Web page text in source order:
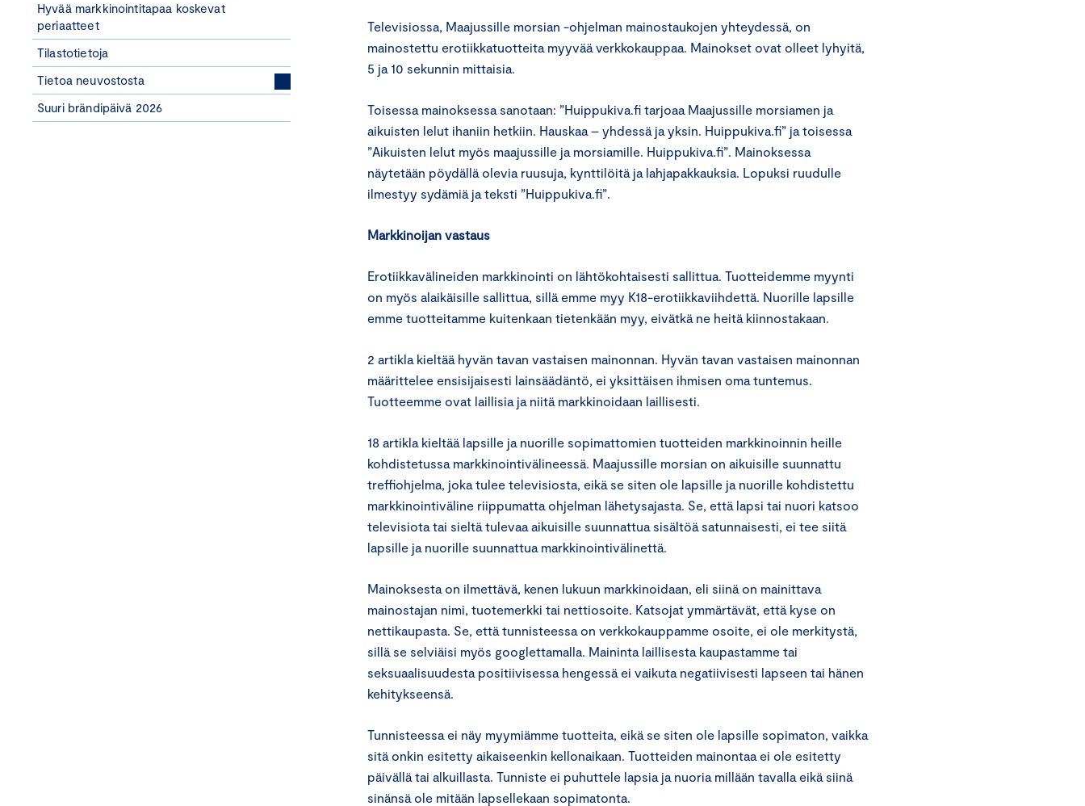
Hyvää markkinointitapaa koskevat
periaatteet
Tilastotietoja
Tietoa neuvostosta
Suuri brändipäivä 2026
Televisiossa, Maajussille morsian -ohjelman mainostaukojen yhteydessä, on
mainostettu erotiikkatuotteita myyvää verkkokauppaa. Mainokset ovat olleet lyhyitä,
5 ja 10 sekunnin mittaisia.
Toisessa mainoksessa sanotaan: ”Huippukiva.fi tarjoaa Maajussille morsiamen ja
aikuisten lelut ihaniin hetkiin. Hauskaa – yhdessä ja yksin. Huippukiva.fi” ja toisessa
”Aikuisten lelut myös maajussille ja morsiamille. Huippukiva.fi”. Mainoksessa
näytetään pöydällä olevia ruusuja, kynttilöitä ja lahjapakkauksia. Lopuksi ruudulle
ilmestyy sydämiä ja teksti ”Huippukiva.fi”.
Markkinoijan vastaus
Erotiikkavälineiden markkinointi on lähtökohtaisesti sallittua. Tuotteidemme myynti
on myös alaikäisille sallittua, sillä emme myy K18-erotiikkaviihdettä. Nuorille lapsille
emme tuotteitamme kuitenkaan tietenkään myy, eivätkä ne heitä kiinnostakaan.
2 artikla kieltää hyvän tavan vastaisen mainonnan. Hyvän tavan vastaisen mainonnan
määrittelee ensisijaisesti lainsäädäntö, ei yksittäisen ihmisen oma tuntemus.
Tuotteemme ovat laillisia ja niitä markkinoidaan laillisesti.
18 artikla kieltää lapsille ja nuorille sopimattomien tuotteiden markkinoinnin heille
kohdistetussa markkinointivälineessä. Maajussille morsian on aikuisille suunnattu
treffiohjelma, joka tulee televisiosta, eikä se siten ole lapsille ja nuorille kohdistettu
markkinointiväline riippumatta ohjelman lähetysajasta. Se, että lapsi tai nuori katsoo
televisiota tai sieltä tulevaa aikuisille suunnattua sisältöä satunnaisesti, ei tee siitä
lapsille ja nuorille suunnattua markkinointivälinettä.
Mainoksesta on ilmettävä, kenen lukuun markkinoidaan, eli siinä on mainittava
mainostajan nimi, tuotemerkki tai nettiosoite. Katsojat ymmärtävät, että kyse on
nettikaupasta. Se, että tunnisteessa on verkkokauppamme osoite, ei ole merkitystä,
sillä se selviäisi myös googlettamalla. Maininta laillisesta kaupastamme tai
seksuaalisuudesta positiivisessa hengessä ei vaikuta negatiivisesti lapseen tai hänen
kehitykseensä.
Tunnisteessa ei näy myymiämme tuotteita, eikä se siten ole lapsille sopimaton, vaikka
sitä onkin esitetty aikaiseenkin kellonaikaan. Tuotteiden mainontaa ei ole esitetty
päivällä tai alkuillasta. Tunniste ei puhuttele lapsia ja nuoria millään tavalla eikä siinä
sinänsä ole mitään lapsellekaan sopimatonta.